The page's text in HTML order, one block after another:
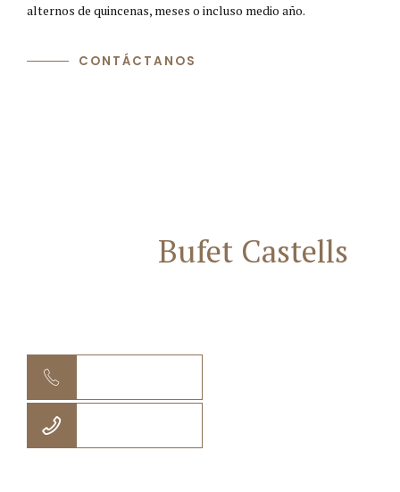
alternos de quincenas, meses o incluso medio año.
CONTÁCTANOS
Bufet Castells